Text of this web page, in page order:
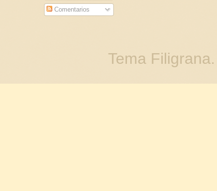
Comentarios
Tema